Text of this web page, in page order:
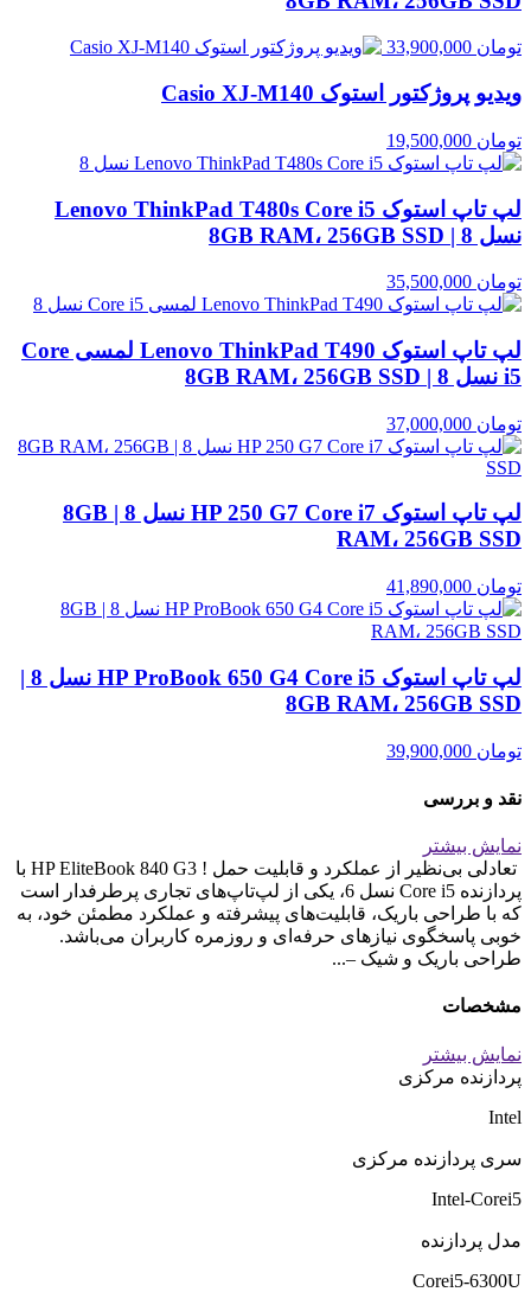
تومان
ویدیو پروژکتور استوک Casio XJ‑M140
تومان
لپ تاپ استوک Lenovo ThinkPad T480s Core i5
نسل 8 | 8GB RAM، 256GB SSD
تومان
لپ تاپ استوک Lenovo ThinkPad T490 لمسی Core
i5 نسل 8 | 8GB RAM، 256GB SSD
تومان
لپ تاپ استوک HP 250 G7 Core i7 نسل 8 | 8GB
RAM، 256GB SSD
تومان
لپ تاپ استوک HP ProBook 650 G4 Core i5 نسل 8 |
8GB RAM، 256GB SSD
تومان
نقد و بررسی
نمایش بیشتر
تعادلی بی‌نظیر از عملکرد و قابلیت حمل ! HP EliteBook 840 G3 با
پردازنده Core i5 نسل 6، یکی از لپ‌تاپ‌های تجاری پرطرفدار است
که با طراحی باریک، قابلیت‌های پیشرفته و عملکرد مطمئن خود، به
خوبی پاسخگوی نیازهای حرفه‌ای و روزمره کاربران می‌باشد.
طراحی باریک و شیک –...
مشخصات
نمایش بیشتر
پردازنده مرکزی
Intel
سری پردازنده مرکزی
Intel-Corei5
مدل پردازنده
Corei5-6300U